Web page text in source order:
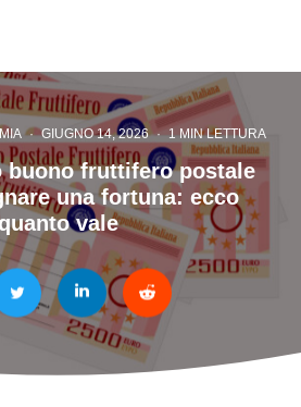
· GIUGNO 14, 2026 · 1 MIN LETTURA
buono fruttifero postale
una fortuna: ecco
vale